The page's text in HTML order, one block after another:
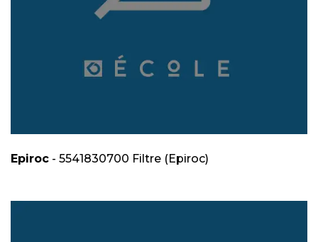
Epiroc - 5541830700 Filtre (Epiroc)